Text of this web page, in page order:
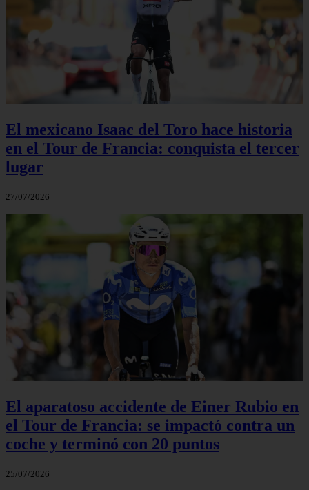
El mexicano Isaac del Toro hace historia
en el Tour de Francia: conquista el tercer
lugar
27/07/2026
El aparatoso accidente de Einer Rubio en
el Tour de Francia: se impactó contra un
coche y terminó con 20 puntos
25/07/2026